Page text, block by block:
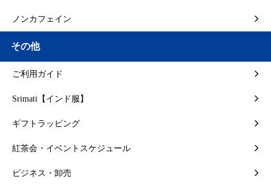
ノンカフェイン
その他
ご利用ガイド
Srimati【インド服】
ギフトラッピング
紅茶会・イベントスケジュール
ビジネス・卸売